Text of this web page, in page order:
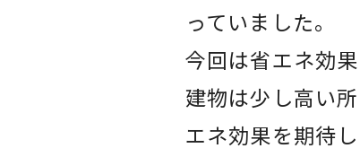
っていました。
今回は省エネ効
建物は少し高い
エネ効果を期待し